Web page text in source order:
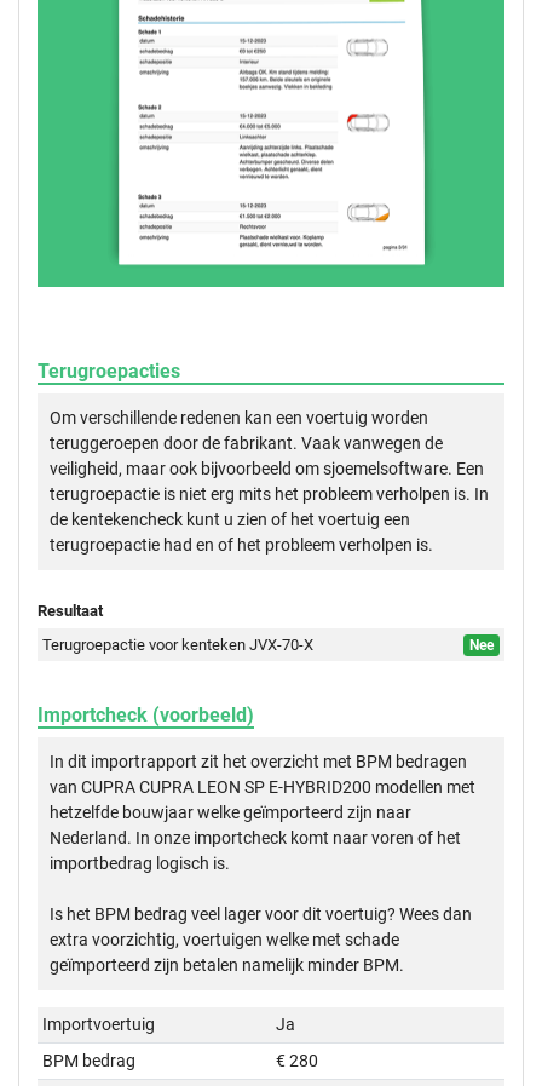
Terugroepacties
Om verschillende redenen kan een voertuig worden
teruggeroepen door de fabrikant. Vaak vanwegen de
veiligheid, maar ook bijvoorbeeld om sjoemelsoftware. Een
terugroepactie is niet erg mits het probleem verholpen is. In
de kentekencheck kunt u zien of het voertuig een
terugroepactie had en of het probleem verholpen is.
Resultaat
Terugroepactie voor kenteken JVX-70-X
Nee
Importcheck (voorbeeld)
In dit importrapport zit het overzicht met BPM bedragen
van CUPRA CUPRA LEON SP E-HYBRID200 modellen met
hetzelfde bouwjaar welke geïmporteerd zijn naar
Nederland. In onze importcheck komt naar voren of het
importbedrag logisch is.
Is het BPM bedrag veel lager voor dit voertuig? Wees dan
extra voorzichtig, voertuigen welke met schade
geïmporteerd zijn betalen namelijk minder BPM.
Importvoertuig
Ja
BPM bedrag
€ 280